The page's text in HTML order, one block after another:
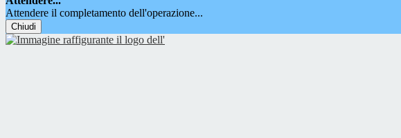
Attendere il completamento dell'operazione...
Chiudi